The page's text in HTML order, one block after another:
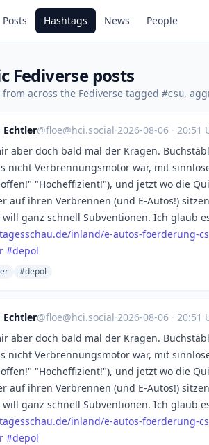
Posts Hashtags News People
Fediverse posts
across the Fediverse tagged #csu,
@floe@hci.social·2026-08-06 · 20:51
aber doch bald mal der Kragen.
nicht Verbrennungsmotor war, mit
"Hocheffizient!"), und jetzt wo die
auf ihren Verbrennen (und E-Autos!)
will ganz schnell Subventionen. Ich glaub
tagesschau.de/inland/e-autos-foerderung-
#depol
#depol
@floe@hci.social·2026-08-06 · 20:51
aber doch bald mal der Kragen.
nicht Verbrennungsmotor war, mit
"Hocheffizient!"), und jetzt wo die
auf ihren Verbrennen (und E-Autos!)
will ganz schnell Subventionen. Ich glaub
tagesschau.de/inland/e-autos-foerderung-
#depol